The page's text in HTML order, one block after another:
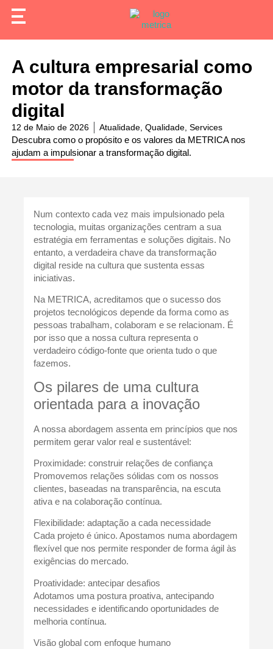
A cultura empresarial como
motor da transformação
digital
12 de Maio de 2026 Atualidade, Qualidade, Services
Descubra como o propósito e os valores da METRICA nos
ajudam a impulsionar a transformação digital.
Num contexto cada vez mais impulsionado pela
tecnologia, muitas organizações centram a sua
estratégia em ferramentas e soluções digitais. No
entanto, a verdadeira chave da transformação
digital reside na cultura que sustenta essas
iniciativas.
Na METRICA, acreditamos que o sucesso dos
projetos tecnológicos depende da forma como as
pessoas trabalham, colaboram e se relacionam. É
por isso que a nossa cultura representa o
verdadeiro código-fonte que orienta tudo o que
fazemos.
Os pilares de uma cultura
orientada para a inovação
A nossa abordagem assenta em princípios que nos
permitem gerar valor real e sustentável:
Proximidade: construir relações de confiança
Promovemos relações sólidas com os nossos
clientes, baseadas na transparência, na escuta
ativa e na colaboração contínua.
Flexibilidade: adaptação a cada necessidade
Cada projeto é único. Apostamos numa abordagem
flexível que nos permite responder de forma ágil às
exigências do mercado.
Proatividade: antecipar desafios
Adotamos uma postura proativa, antecipando
necessidades e identificando oportunidades de
melhoria contínua.
Visão global com enfoque humano